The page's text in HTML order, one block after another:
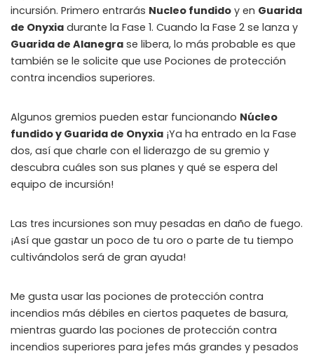
incursión. Primero entrarás Nucleo fundido y en Guarida
de Onyxia durante la Fase 1. Cuando la Fase 2 se lanza y
Guarida de Alanegra se libera, lo más probable es que
también se le solicite que use Pociones de protección
contra incendios superiores.
Algunos gremios pueden estar funcionando Núcleo
fundido y Guarida de Onyxia ¡Ya ha entrado en la Fase
dos, así que charle con el liderazgo de su gremio y
descubra cuáles son sus planes y qué se espera del
equipo de incursión!
Las tres incursiones son muy pesadas en daño de fuego.
¡Así que gastar un poco de tu oro o parte de tu tiempo
cultivándolos será de gran ayuda!
Me gusta usar las pociones de protección contra
incendios más débiles en ciertos paquetes de basura,
mientras guardo las pociones de protección contra
incendios superiores para jefes más grandes y pesados ​​